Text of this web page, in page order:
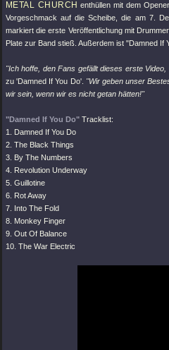
METAL CHURCH enthüllen mit dem
Vorgeschmack auf die Scheibe, die am 7.
markiert die erste Veröffentlichung mit
Plate zur Band stieß. Außerdem ist "Damned If
"Ich hoffe, den Fans gefällt dieses erste
zu 'Damned If You Do'. "Wir geben unser
wir sein, wenn wir es nicht getan hätten!"
"Damned If You Do" Tracklist:
1. Damned If You Do
2. The Black Things
3. By The Numbers
4. Revolution Underway
5. Guillotine
6. Rot Away
7. Into The Fold
8. Monkey Finger
9. Out Of Balance
10. The War Electric